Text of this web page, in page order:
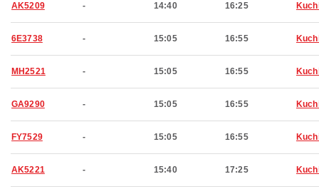
AK5209 - 14:40 16:25
6E3738 - 15:05 16:55
MH2521 - 15:05 16:55
GA9290 - 15:05 16:55
FY7529 - 15:05 16:55
AK5221 - 15:40 17:25